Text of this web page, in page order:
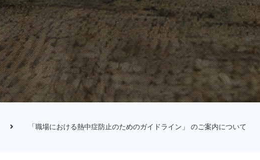
「職場における熱中症防止のためのガイドライン」 のご案内について